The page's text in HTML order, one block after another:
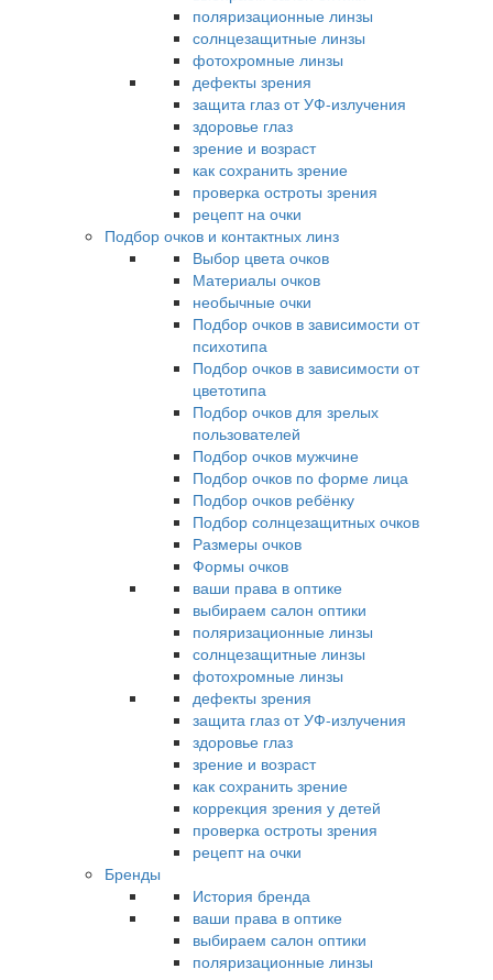
поляризационные линзы
солнцезащитные линзы
фотохромные линзы
дефекты зрения
защита глаз от УФ-излучения
здоровье глаз
зрение и возраст
как сохранить зрение
проверка остроты зрения
рецепт на очки
Подбор очков и контактных линз
Выбор цвета очков
Материалы очков
необычные очки
Подбор очков в зависимости от
психотипа
Подбор очков в зависимости от
цветотипа
Подбор очков для зрелых
пользователей
Подбор очков мужчине
Подбор очков по форме лица
Подбор очков ребёнку
Подбор солнцезащитных очков
Размеры очков
Формы очков
ваши права в оптике
выбираем салон оптики
поляризационные линзы
солнцезащитные линзы
фотохромные линзы
дефекты зрения
защита глаз от УФ-излучения
здоровье глаз
зрение и возраст
как сохранить зрение
коррекция зрения у детей
проверка остроты зрения
рецепт на очки
Бренды
История бренда
ваши права в оптике
выбираем салон оптики
поляризационные линзы